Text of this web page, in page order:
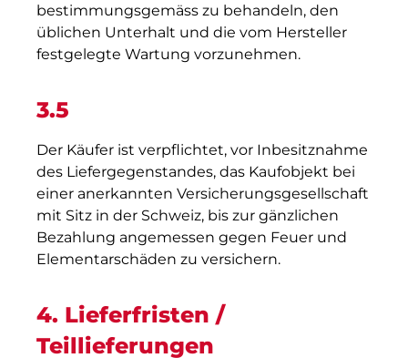
bestimmungsgemäss zu behandeln, den
üblichen Unterhalt und die vom Hersteller
festgelegte Wartung vorzunehmen.
3.5
Der Käufer ist verpflichtet, vor Inbesitznahme
des Liefergegenstandes, das Kaufobjekt bei
einer anerkannten Versicherungsgesellschaft
mit Sitz in der Schweiz, bis zur gänzlichen
Bezahlung angemessen gegen Feuer und
Elementarschäden zu versichern.
4. Lieferfristen /
Teillieferungen